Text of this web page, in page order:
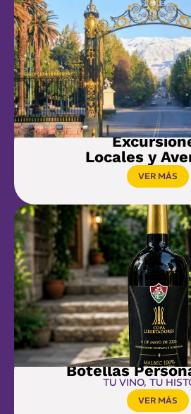
Locales y
VER MÁS
Botellas
TU VINO, TU
VER MÁS